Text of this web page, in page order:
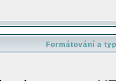
Formátování a